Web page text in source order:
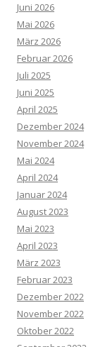
Juni 2026
Mai 2026
März 2026
Februar 2026
Juli 2025
Juni 2025
April 2025
Dezember 2024
November 2024
Mai 2024
April 2024
Januar 2024
August 2023
Mai 2023
April 2023
März 2023
Februar 2023
Dezember 2022
November 2022
Oktober 2022